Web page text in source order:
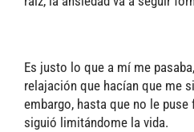
Es justo lo que a mí me
relajación que hacían que me
embargo, hasta que no le
siguió limitándome la vida.